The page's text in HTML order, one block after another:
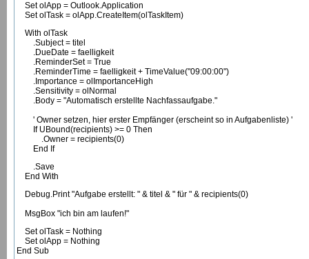
Set olApp = Outlook.Application
Set olTask = olApp.CreateItem(olTaskItem)
With olTask
.Subject = titel
.DueDate = faelligkeit
.ReminderSet = True
.ReminderTime = faelligkeit + TimeValue("09:00:00")
.Importance = olImportanceHigh
.Sensitivity = olNormal
.Body = "Automatisch erstellte Nachfassaufgabe."
' Owner setzen, hier erster Empfänger (erscheint so in Aufgabenliste) '
If UBound(recipients) >= 0 Then
.Owner = recipients(0)
End If
.Save
End With
Debug.Print "Aufgabe erstellt: " & titel & " für " & recipients(0)
MsgBox "ich bin am laufen!"
Set olTask = Nothing
Set olApp = Nothing
End Sub